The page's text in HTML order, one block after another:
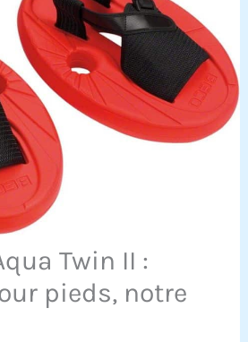
Twin II :
pieds, notre